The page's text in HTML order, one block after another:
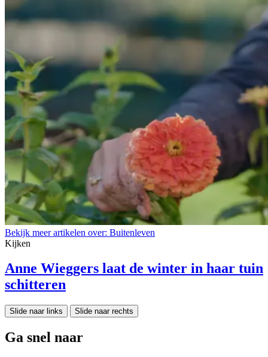
Bekijk meer artikelen over: Buitenleven
Kijken
Anne Wieggers laat de winter in haar tuin
schitteren
Slide naar links Slide naar rechts
Ga snel naar